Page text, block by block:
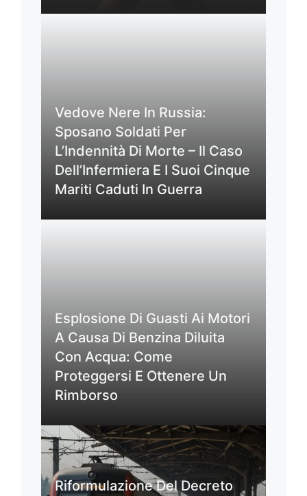
Vedove Nere In Russia:
Sposano Soldati Per
L’Indennità Di Morte – Il Caso
Dell’Infermiera E I Suoi Cinque
Mariti Caduti In Guerra
Esplosione Di Guasti Ai Motori
A Causa Di Benzina Diluita
Con Acqua: Come
Proteggersi E Ottenere Un
Rimborso
Riformulazione Del Decreto